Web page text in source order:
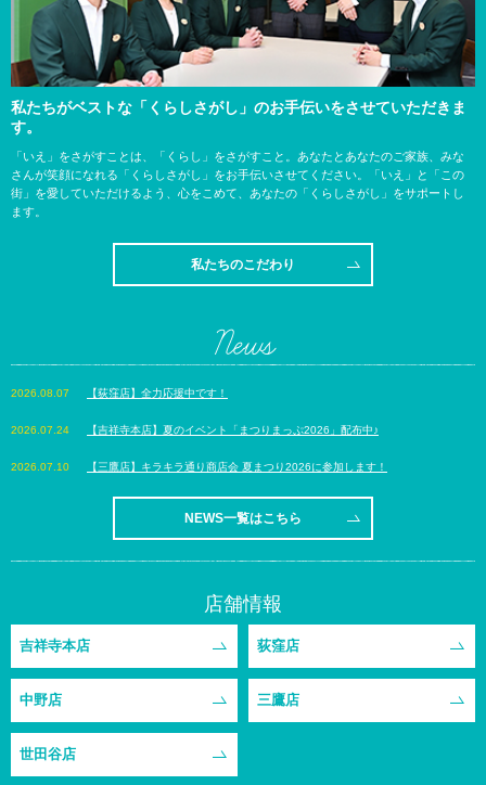
私たちがベストな「くらしさがし」のお手伝いをさせていただきま
す。
「いえ」をさがすことは、「くらし」をさがすこと。あなたとあなたのご家族、みな
さんが笑顔になれる「くらしさがし」をお手伝いさせてください。「いえ」と「この
街」を愛していただけるよう、心をこめて、あなたの「くらしさがし」をサポートし
ます。
私たちのこだわり
News
【荻窪店】全力応援中です！
【吉祥寺本店】夏のイベント「まつりまっぷ2026」配布中♪
【三鷹店】キラキラ通り商店会 夏まつり2026に参加します！
NEWS一覧はこちら
店舗情報
吉祥寺本店 荻窪店
中野店 三鷹店
世田谷店